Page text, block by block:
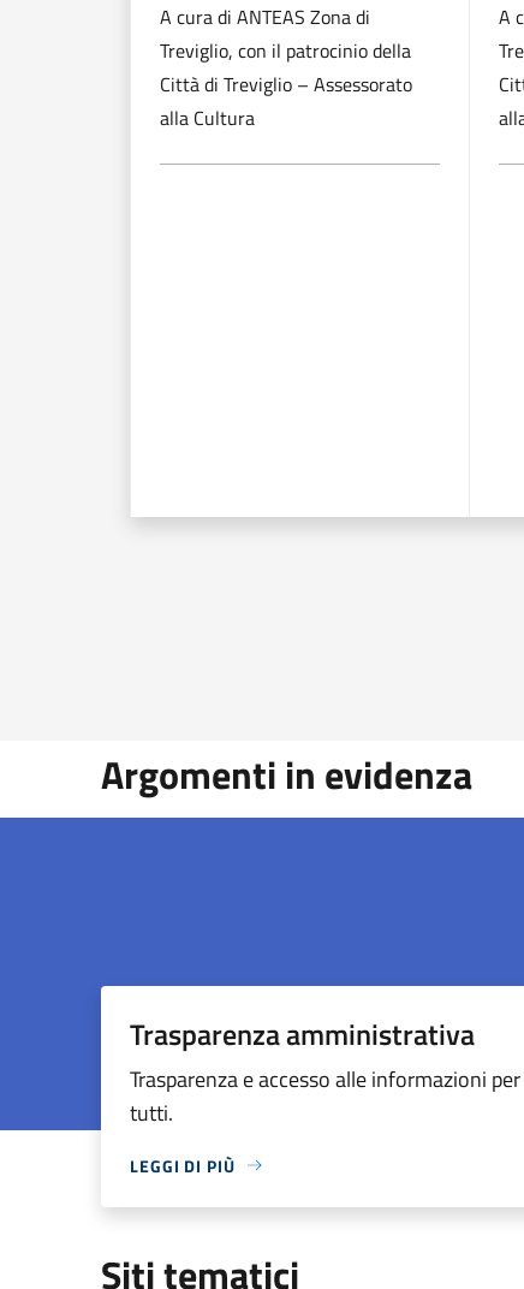
A cura di ANTEAS Zona di
Treviglio, con il patrocinio della
Città di Treviglio – Assessorato
alla Cultura
A
Argomenti in evidenza
Trasparenza amministrativa
Trasparenza e accesso alle informazioni per
tutti.
LEGGI DI PIÙ
Siti tematici